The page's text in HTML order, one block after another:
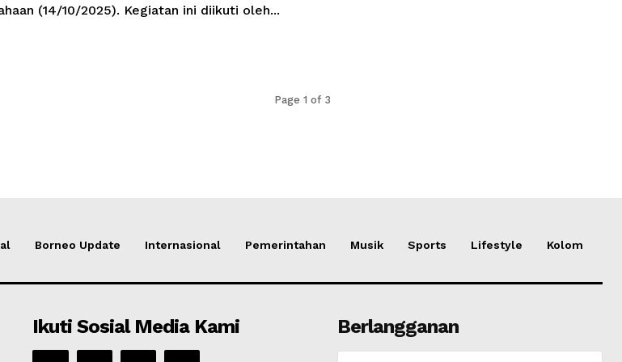
(14/10/2025). Kegiatan ini diikuti oleh...
Page 1 of 3
Borneo Update Internasional Pemerintahan Musik Sports Lifestyle Kolom
Ikuti Sosial Media Kami Berlangganan